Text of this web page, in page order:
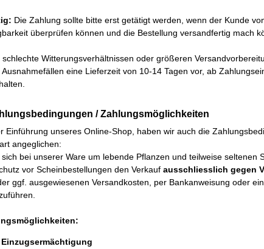
Die Zahlung sollte bitte erst getätigt werden, wenn der Kunde
überprüfen können und die Bestellung versandfertig mach
schlechte Witterungsverhältnissen oder größeren
Ausnahmefällen eine Lieferzeit von 10-14 Tagen vor, ab
/ Zahlungsmöglichkeiten
Einführung unseres Online-Shop, haben wir auch die
angeglichen:
sich bei unserer Ware um lebende Pflanzen und teilweise seltenen
vor Scheinbestellungen den Verkauf ausschliesslich gegen
ggf. ausgewiesenen Versandkosten, per Bankanweisung oder
Einzugsermächtigung